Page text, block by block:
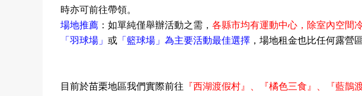
時亦可前往帶領。
場地推薦 ：如單純僅舉辦活動之需， 各縣市均有運動中心，除室內空間
「羽球場」 或 「籃球場」為主要活動最佳選擇 ，場地租金也比任何露營
目前於苗栗地區我們實際前往 『西湖渡假村 』、 『橘色三食 』、 『藍鵲